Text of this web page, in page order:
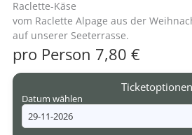
Raclette-Käse
vom Raclette Alpage aus der
auf unserer Seeterrasse.
pro Person 7,80 €
Ticketoptionen
Datum wählen